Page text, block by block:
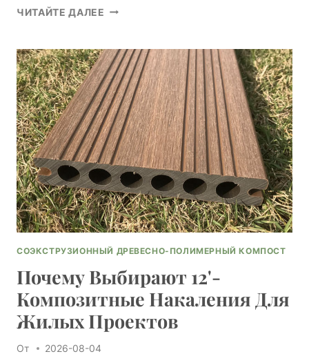
ЧИТАЙТЕ ДАЛЕЕ КАК
КОМПОЗИТНЫЙ
ПРОМЕЖУТОК
РАСШИРЕНИЯ
НАКАУМЫ
СОЭКСТРУЗИОННЫЙ ДРЕВЕСНО-ПОЛИМЕРНЫЙ КОМПОСТ
Почему Выбирают 12'-
Композитные Накаления Для
Жилых Проектов
От 2026-08-04